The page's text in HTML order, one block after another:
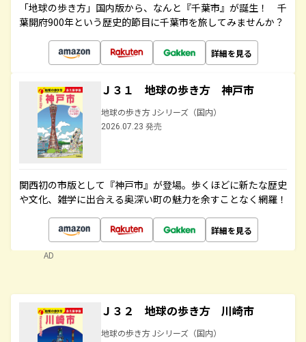
「地球の歩き方」国内版から、なんと『千葉市』が誕生！ 千
葉開府900年という歴史的節目に千葉市を旅してみませんか？
詳細を見る
Ｊ３１ 地球の歩き方 神戸市
地球の歩き方 Jシリーズ（国内）
2026.07.23 発売
関西初の市版として『神戸市』が登場。歩くほどに新たな歴史
や文化、雑学に出合える奥深い町の魅力を余すことなく網羅！
詳細を見る
AD
Ｊ３２ 地球の歩き方 川崎市
地球の歩き方 Jシリーズ（国内）